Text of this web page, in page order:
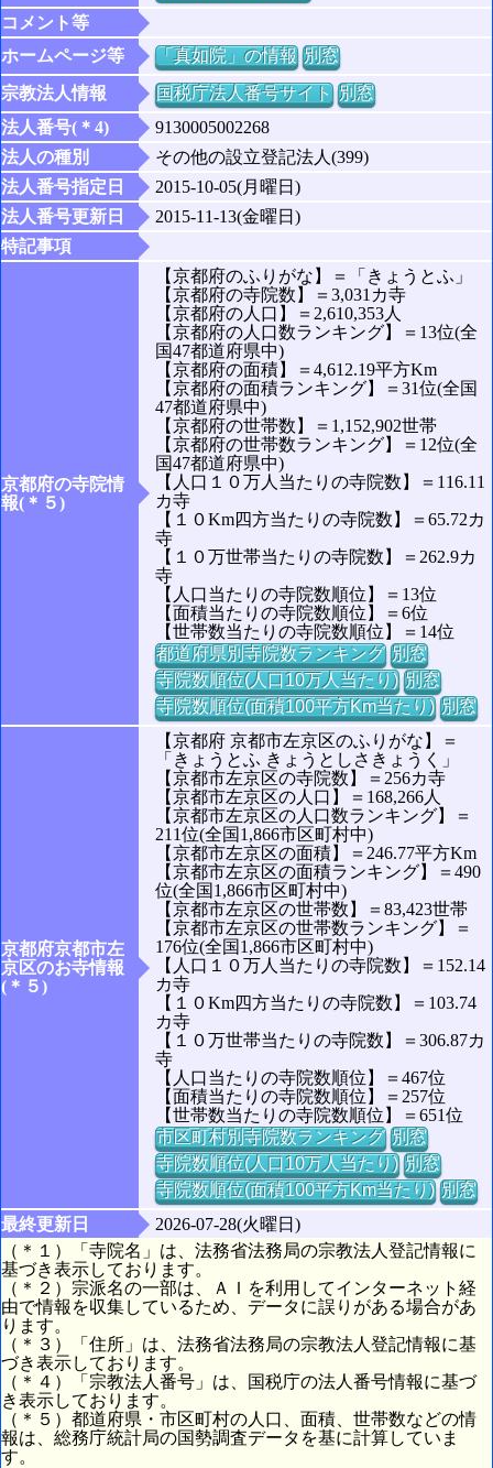
コメント等
ホームページ等
「真如院」の情報 別窓
宗教法人情報
国税庁法人番号サイト 別窓
法人番号(＊4)
9130005002268
法人の種別
その他の設立登記法人(399)
法人番号指定日
2015-10-05(月曜日)
法人番号更新日
2015-11-13(金曜日)
特記事項
京都府の寺院情
報(＊５)
【京都府のふりがな】＝「きょうとふ」
【京都府の寺院数】＝3,031カ寺
【京都府の人口】＝2,610,353人
【京都府の人口数ランキング】＝13位(全
国47都道府県中)
【京都府の面積】＝4,612.19平方Km
【京都府の面積ランキング】＝31位(全国
47都道府県中)
【京都府の世帯数】＝1,152,902世帯
【京都府の世帯数ランキング】＝12位(全
国47都道府県中)
【人口１０万人当たりの寺院数】＝116.11
カ寺
【１０Km四方当たりの寺院数】＝65.72カ
寺
【１０万世帯当たりの寺院数】＝262.9カ
寺
【人口当たりの寺院数順位】＝13位
【面積当たりの寺院数順位】＝6位
【世帯数当たりの寺院数順位】＝14位
都道府県別寺院数ランキング 別窓
寺院数順位(人口10万人当たり) 別窓
寺院数順位(面積100平方Km当たり) 別窓
京都府京都市左
京区のお寺情報
(＊５)
【京都府 京都市左京区のふりがな】＝
「きょうとふ きょうとしさきょうく」
【京都市左京区の寺院数】＝256カ寺
【京都市左京区の人口】＝168,266人
【京都市左京区の人口数ランキング】＝
211位(全国1,866市区町村中)
【京都市左京区の面積】＝246.77平方Km
【京都市左京区の面積ランキング】＝490
位(全国1,866市区町村中)
【京都市左京区の世帯数】＝83,423世帯
【京都市左京区の世帯数ランキング】＝
176位(全国1,866市区町村中)
【人口１０万人当たりの寺院数】＝152.14
カ寺
【１０Km四方当たりの寺院数】＝103.74
カ寺
【１０万世帯当たりの寺院数】＝306.87カ
寺
【人口当たりの寺院数順位】＝467位
【面積当たりの寺院数順位】＝257位
【世帯数当たりの寺院数順位】＝651位
市区町村別寺院数ランキング 別窓
寺院数順位(人口10万人当たり) 別窓
寺院数順位(面積100平方Km当たり) 別窓
最終更新日
2026-07-28(火曜日)
（＊１）「寺院名」は、法務省法務局の宗教法人登記情報に
基づき表示しております。
（＊２）宗派名の一部は、ＡＩを利用してインターネット経
由で情報を収集しているため、データに誤りがある場合があ
ります。
（＊３）「住所」は、法務省法務局の宗教法人登記情報に基
づき表示しております。
（＊４）「宗教法人番号」は、国税庁の法人番号情報に基づ
き表示しております。
（＊５）都道府県・市区町村の人口、面積、世帯数などの情
報は、総務庁統計局の国勢調査データを基に計算していま
す。